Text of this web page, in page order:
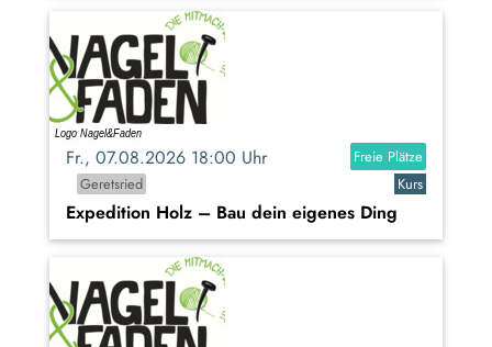
Fr., 07.08.2026 18:00 Uhr
Freie Plätze
Geretsried
Kurs
Expedition Holz – Bau dein eigenes Ding